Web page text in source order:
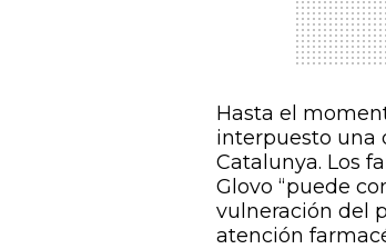
Hasta el
interpuesto una
Catalunya. Los
Glovo “puede
vulneración del
atención